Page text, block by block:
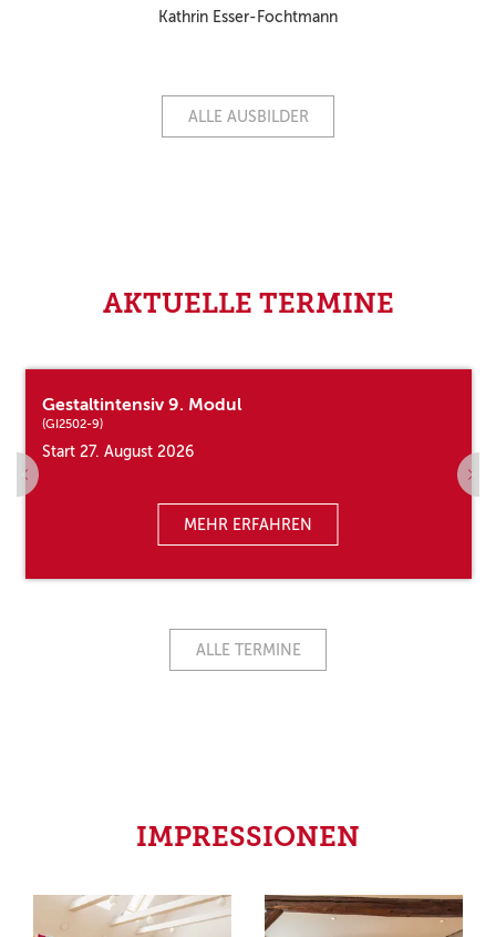
Kathrin Esser-Fochtmann
ALLE AUSBILDER
AKTUELLE TERMINE
Gestaltintensiv 9. Modul
(GI2502-9)
Start 27. August 2026
MEHR ERFAHREN
ALLE TERMINE
IMPRESSIONEN